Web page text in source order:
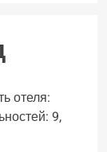
отеля:
9,